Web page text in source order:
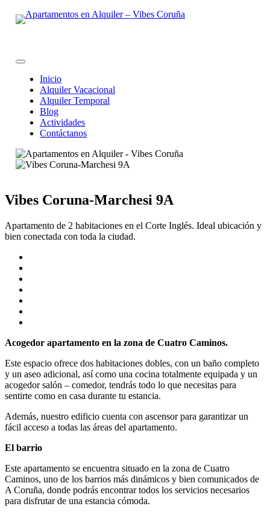
Inicio
Alquiler Vacacional
Alquiler Temporal
Blog
Actividades
Contáctanos
Vibes Coruna-Marchesi 9A
Apartamento de 2 habitaciones en el Corte Inglés. Ideal ubicación y
bien conectada con toda la ciudad.
Acogedor apartamento en la zona de Cuatro Caminos.
Este espacio ofrece dos habitaciones dobles, con un baño completo
y un aseo adicional, así como una cocina totalmente equipada y un
acogedor salón – comedor, tendrás todo lo que necesitas para
sentirte como en casa durante tu estancia.
Además, nuestro edificio cuenta con ascensor para garantizar un
fácil acceso a todas las áreas del apartamento.
El barrio
Este apartamento se encuentra situado en la zona de Cuatro
Caminos, uno de los barrios más dinámicos y bien comunicados de
A Coruña, donde podrás encontrar todos los servicios necesarios
para disfrutar de una estancia cómoda.